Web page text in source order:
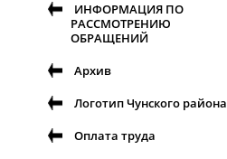
ИНФОРМАЦИЯ ПО
РАССМОТРЕНИЮ
ОБРАЩЕНИЙ
Архив
Логотип Чунского района
Оплата труда